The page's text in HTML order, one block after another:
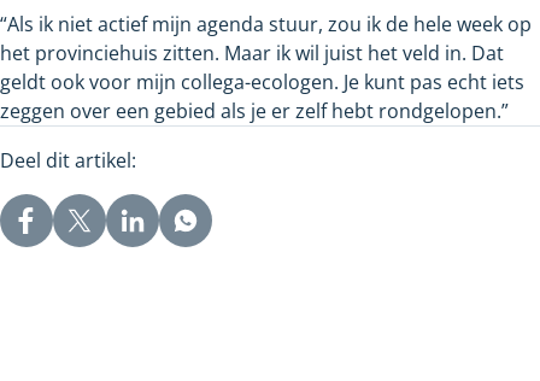
“Als ik niet actief mijn agenda stuur, zou ik de hele week op
het provinciehuis zitten. Maar ik wil juist het veld in. Dat
geldt ook voor mijn collega-ecologen. Je kunt pas echt iets
zeggen over een gebied als je er zelf hebt rondgelopen.”
Deel dit artikel: